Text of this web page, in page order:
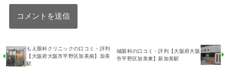
もえ眼科クリニックの口コミ・評判
【大阪府大阪市平野区加美南】加美
駅
城眼科の口コミ・評判【大阪府大阪
市平野区加美東】新加美駅